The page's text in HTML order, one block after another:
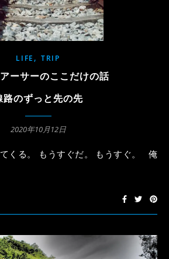
LIFE , TRIP
ーサーのここだけの話
路のずっと先の先
2020年10月12日